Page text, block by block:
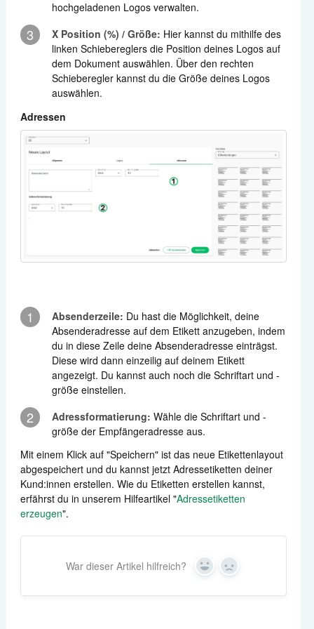
hochgeladenen Logos verwalten.
3 X Position (%) / Größe: Hier kannst du mithilfe des
linken Schiebereglers die Position deines Logos auf
dem Dokument auswählen. Über den rechten
Schieberegler kannst du die Größe deines Logos
auswählen.
Adressen
1 Absenderzeile: Du hast die Möglichkeit, deine
Absenderadresse auf dem Etikett anzugeben, indem
du in diese Zeile deine Absenderadresse einträgst.
Diese wird dann einzeilig auf deinem Etikett
angezeigt. Du kannst auch noch die Schriftart und -
größe einstellen.
2 Adressformatierung: Wähle die Schriftart und -
größe der Empfängeradresse aus.
Mit einem Klick auf "Speichern" ist das neue Etikettenlayout
abgespeichert und du kannst jetzt Adressetiketten deiner
Kund:innen erstellen. Wie du Etiketten erstellen kannst,
erfährst du in unserem Hilfeartikel "Adressetiketten
erzeugen".
War dieser Artikel hilfreich? Yes No